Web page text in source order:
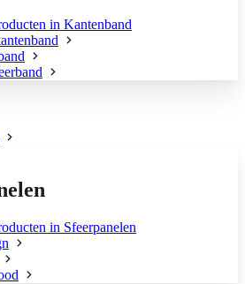
in Kantenband
in Sfeerpanelen